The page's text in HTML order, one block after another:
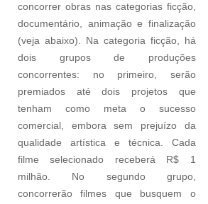
concorrer obras nas categorias ficção,
documentário, animação e finalização
(veja abaixo). Na categoria ficção, há
dois grupos de produções
concorrentes: no primeiro, serão
premiados até dois projetos que
tenham como meta o sucesso
comercial, embora sem prejuízo da
qualidade artística e técnica. Cada
filme selecionado receberá R$ 1
milhão. No segundo grupo,
concorrerão filmes que busquem o